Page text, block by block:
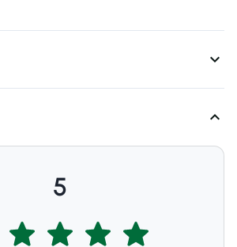
expand_more
expand_more
5